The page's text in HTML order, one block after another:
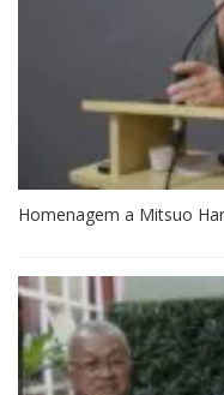
Homenagem a Mitsuo